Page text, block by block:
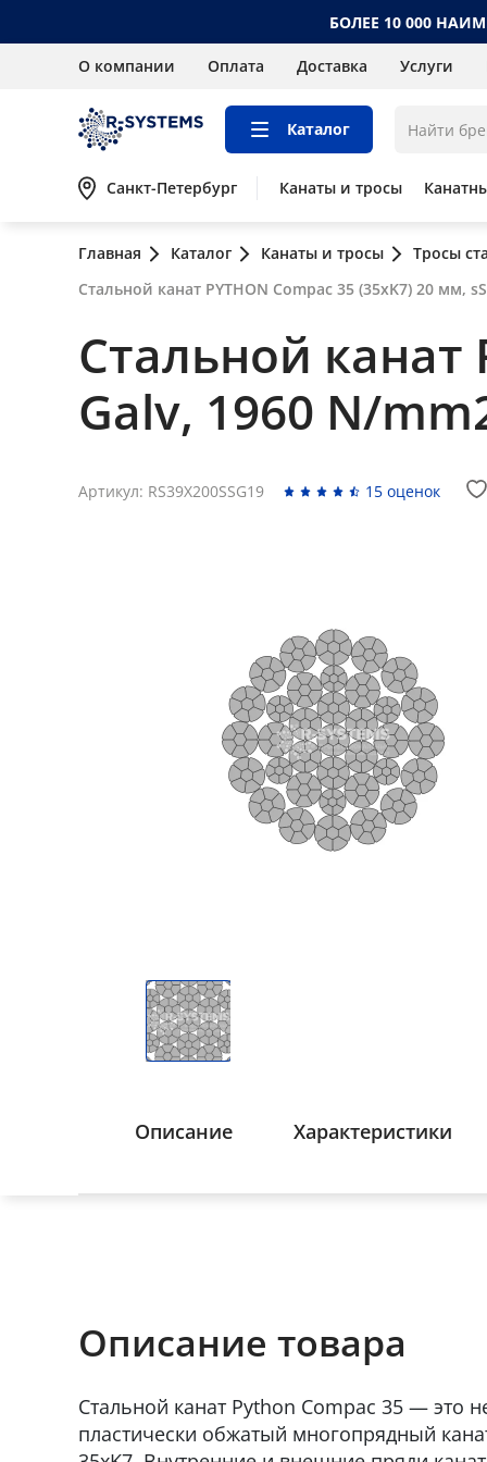
БОЛЕЕ 10 000
О компании Оплата Доставка Услуги
Каталог
Санкт-Петербург Канаты и тросы
Главная Каталог Канаты и тросы Тросы
Стальной канат PYTHON Compac 35 (35xK7) 20 мм,
Стальной канат
Galv, 1960 N/
Артикул: RS39X200SSG19 15 оценок
Описание Характеристики
Описание товара
Стальной канат Python Compac 35 — это
пластически обжатый многопрядный